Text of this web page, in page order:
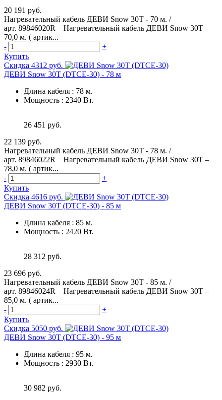
20 191 руб.
Нагревательный кабель ДЕВИ Snow 30T - 70 м. /
арт. 89846020R Нагревательный кабель ДЕВИ Snow 30T –
70,0 м. ( артик...
-
+
Купить
Скидка 4312 руб.
ДЕВИ Snow 30T (DTCE-30) - 78 м
Длина кабеля : 78 м.
Мощность : 2340 Вт.
26 451 руб.
22 139 руб.
Нагревательный кабель ДЕВИ Snow 30T - 78 м. /
арт. 89846022R Нагревательный кабель ДЕВИ Snow 30T –
78,0 м. ( артик...
-
+
Купить
Скидка 4616 руб.
ДЕВИ Snow 30T (DTCE-30) - 85 м
Длина кабеля : 85 м.
Мощность : 2420 Вт.
28 312 руб.
23 696 руб.
Нагревательный кабель ДЕВИ Snow 30T - 85 м. /
арт. 89846024R Нагревательный кабель ДЕВИ Snow 30T –
85,0 м. ( артик...
-
+
Купить
Скидка 5050 руб.
ДЕВИ Snow 30T (DTCE-30) - 95 м
Длина кабеля : 95 м.
Мощность : 2930 Вт.
30 982 руб.